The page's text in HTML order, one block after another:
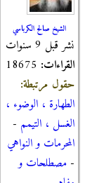
الشيخ صالح الكرباسي
نشر قبل 9 سنوات
القراءات:
حقول مرتبطة:
الطهارة ، الوضوء ،
الغسل ، التيمم -
المحرمات و النواهي
- مصطلحات و